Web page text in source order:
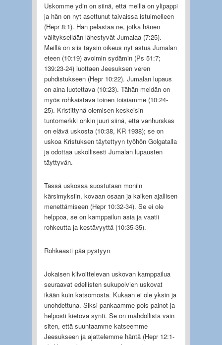
Uskomme ydin on siinä, että meillä on ylipappi
ja hän on nyt asettunut taivaissa istuimelleen
(Hepr 8:1). Hän pelastaa ne, jotka hänen
välityksellään lähestyvät Jumalaa (7:25).
Meillä on siis täysin oikeus nyt astua Jumalan
eteen (10:19) avoimin sydämin (Ps 51:7;
139:23-24) luottaen Jeesuksen veren
puhdistukseen (Hepr 10:22). Jumalan lupaus
on aina luotettava (10:23). Tähän meidän on
myös rohkaistava toinen toisiamme (10:24-
25). Kristittynä olemisen keskeisin
tuntomerkki onkin juuri siinä, että vanhurskas
on elävä uskosta (10:38, KR 1938); se on
uskoa Kristuksen täytettyyn työhön Golgatalla
ja odottaa uskollisesti Jumalan lupausten
täyttyvän.
Tässä uskossa suostutaan moniin
kärsimyksiin, kovaan osaan ja kaiken ajallisen
menettämiseen (Hepr 10:32-34). Se ei ole
helppoa, se on kamppailun asia ja vaatii
rohkeutta ja kestävyyttä (10:35-35).
Rohkeasti pää pystyyn
Jokaisen kilvoittelevan uskovan kamppailua
seuraavat edellisten sukupolvien uskovat
ikään kuin katsomosta. Kukaan ei ole yksin ja
unohdettuna. Siksi pankaamme pois painot ja
helposti kietova synti. Se on mahdollista vain
siten, että suuntaamme katseemme
Jeesukseen ja ajattelemme häntä (Hepr 12:1-